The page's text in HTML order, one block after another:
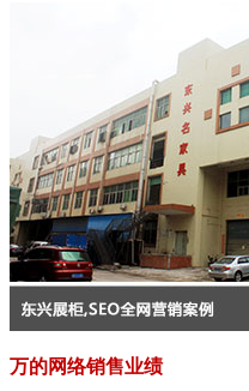
万的网络销售业绩